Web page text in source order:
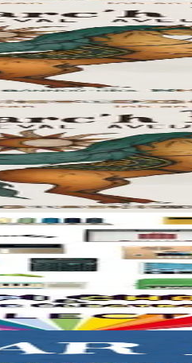
Bulgarie nous font partager un
Bulgarie nous font partager un
anciens du monde entier. Son